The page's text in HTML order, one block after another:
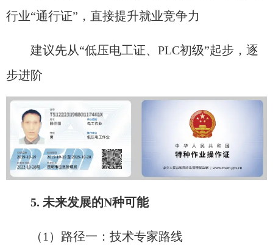
行业“通行证”，直接提升就业竞争力
建议先从“低压电工证、PLC初级”起步，逐
步进阶
5. 未来发展的N种可能
（1）路径一：技术专家路线